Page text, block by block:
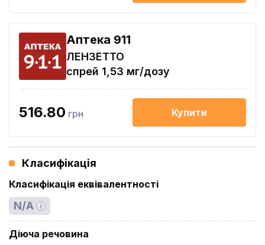
Aптека 911
ЛЕНЗЕТТО
спрей 1,53 мг/дозу
516.80 грн Купити
Класифікація
Класифікація еквівалентності
N/A
Діюча речовина